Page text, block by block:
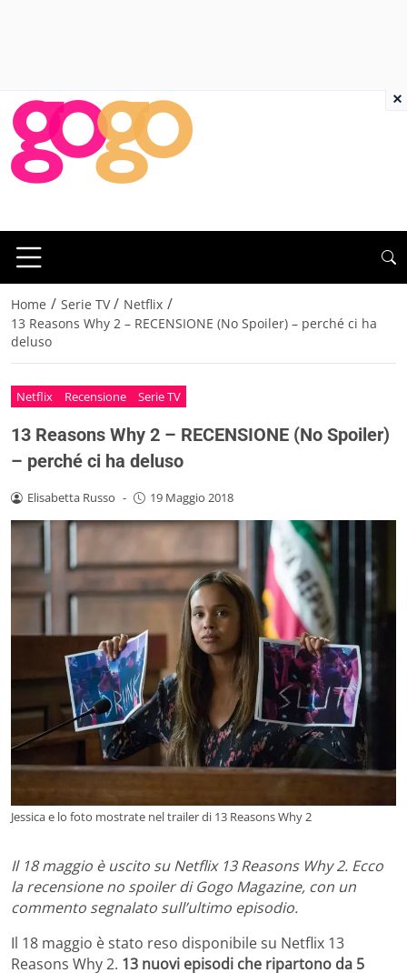
Home / Serie TV / Netflix /
13 Reasons Why 2 – RECENSIONE (No Spoiler) – perché ci ha
deluso
Netflix Recensione Serie TV
13 Reasons Why 2 – RECENSIONE (No Spoiler)
– perché ci ha deluso
Elisabetta Russo - 19 Maggio 2018
Jessica e lo foto mostrate nel trailer di 13 Reasons Why 2
Il 18 maggio è uscito su Netflix 13 Reasons Why 2. Ecco
la recensione no spoiler di Gogo Magazine, con un
commento segnalato sull’ultimo episodio.
Il 18 maggio è stato reso disponibile su Netflix 13
Reasons Why 2. 13 nuovi episodi che ripartono da 5
×